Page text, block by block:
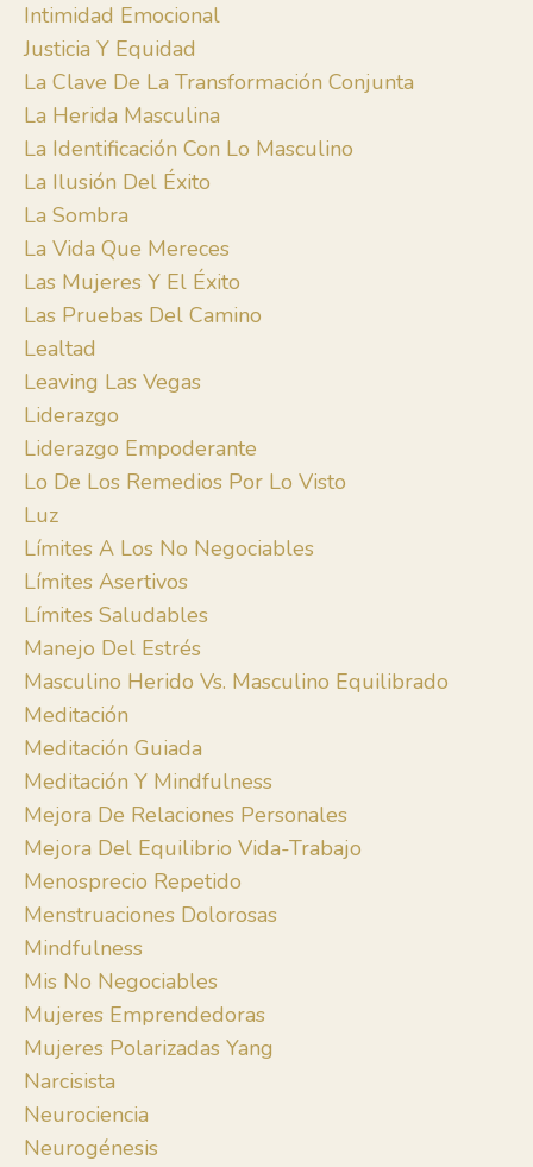
Intimidad Emocional
Justicia Y Equidad
La Clave De La Transformación Conjunta
La Herida Masculina
La Identificación Con Lo Masculino
La Ilusión Del Éxito
La Sombra
La Vida Que Mereces
Las Mujeres Y El Éxito
Las Pruebas Del Camino
Lealtad
Leaving Las Vegas
Liderazgo
Liderazgo Empoderante
Lo De Los Remedios Por Lo Visto
Luz
Límites A Los No Negociables
Límites Asertivos
Límites Saludables
Manejo Del Estrés
Masculino Herido Vs. Masculino Equilibrado
Meditación
Meditación Guiada
Meditación Y Mindfulness
Mejora De Relaciones Personales
Mejora Del Equilibrio Vida-Trabajo
Menosprecio Repetido
Menstruaciones Dolorosas
Mindfulness
Mis No Negociables
Mujeres Emprendedoras
Mujeres Polarizadas Yang
Narcisista
Neurociencia
Neurogénesis